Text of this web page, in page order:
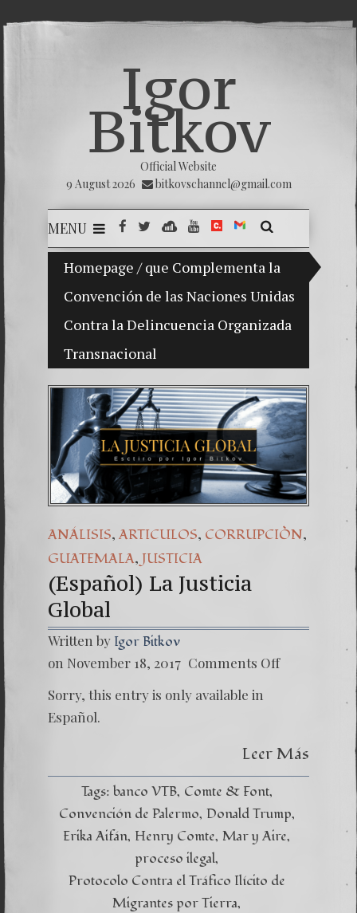
Igor
Bitkov
Official Website
9 August 2026
bitkovschannel@gmail.com
MENU
Homepage / que Complementa la
Convención de las Naciones Unidas
Contra la Delincuencia Organizada
Transnacional
My son Vladimir Bitkov, a promising
7.
ANÁLISIS, ARTICULOS, CORRUPCIÒN,
GUATEMALA, JUSTICIA
(Español) La Justicia
Global
Written by Igor Bitkov
on November 18, 2017 Comments Off
Justicia
Sorry, this entry is only available in
Español.
Leer Más
Tags: banco VTB Comte & Font
Convención de Palermo Donald Trump
Erika Aifán Henry Comte Mar y Aire
proceso ilegal
Protocolo Contra el Tráfico Ilícito de
Migrantes por Tierra